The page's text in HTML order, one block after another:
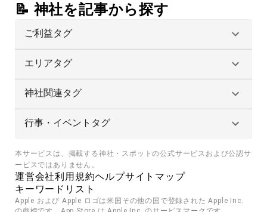
📝 神社を記事から探す
ご利益タグ
エリアタグ
神社関連タグ
行事・イベントタグ
本サービスは、掲載する神社・スポットの公式サービスおよび公認サ
ービスではありません。
運営会社利用規約ヘルプサイトマップ
キーワードリスト
Apple および Apple ロゴは米国その他の国で登録された Apple Inc.